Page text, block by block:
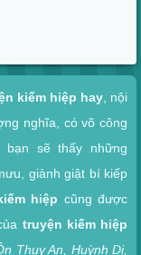
kiếm hiệp hay, nội
nghĩa, có võ công
, bạn sẽ thấy những
giành giật bí kiếp
hiệp cũng được
truyện kiếm hiệp
Thụy An, Huỳnh Dị,